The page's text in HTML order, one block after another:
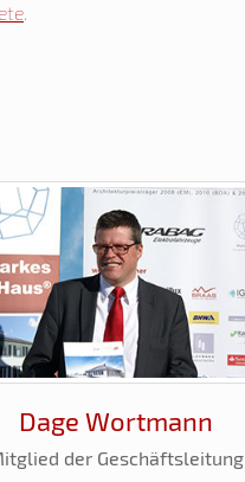
.
Dage Wortmann
der Geschäftsleitung